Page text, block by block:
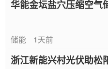
华能金坛盐穴压缩空气
储能 1天前
浙江新能兴村光伏助松